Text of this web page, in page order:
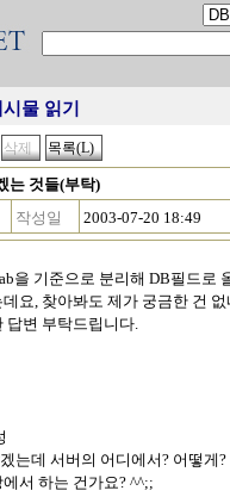
물 읽기
는 것들(부탁)
작성일 2003-07-20 18:49
을 기준으로 분리해 DB필드로
요, 찾아봐도 제가 궁금한 건 없
답변 부탁드립니다.
는데 서버의 어디에서? 어떻
서 하는 건가요? ^^;;